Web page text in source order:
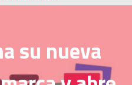
su nueva